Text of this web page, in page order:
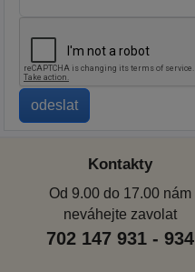
Kontakty
Od 9.00 do 17.00 nám
neváhejte zavolat
702 147 931 - 934